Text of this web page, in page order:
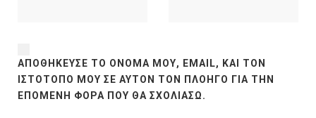
ΑΠΟΘΉΚΕΥΣΕ ΤΟ ΌΝΟΜΆ ΜΟΥ, EMAIL, ΚΑΙ ΤΟΝ
ΙΣΤΌΤΟΠΟ ΜΟΥ ΣΕ ΑΥΤΌΝ ΤΟΝ ΠΛΟΗΓΌ ΓΙΑ ΤΗΝ
ΕΠΌΜΕΝΗ ΦΟΡΆ ΠΟΥ ΘΑ ΣΧΟΛΙΆΣΩ.